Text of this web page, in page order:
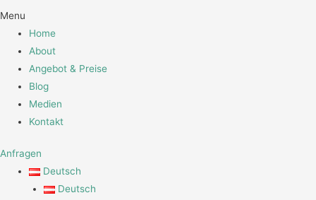
Menu
Home
About
Angebot & Preise
Blog
Medien
Kontakt
Anfragen
Deutsch
Deutsch